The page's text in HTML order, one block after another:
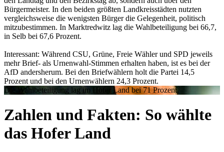
Bürgermeister. In den beiden größten Landkreisstädten nutzten
vergleichsweise die wenigsten Bürger die Gelegenheit, politisch
mitzubestimmen. In Marktredwitz lag die Wahlbeteiligung bei 66,7,
in Selb bei 67,6 Prozent.
Interessant: Während CSU, Grüne, Freie Wähler und SPD jeweils
mehr Brief- als Urnenwahl-Stimmen erhalten haben, ist es bei der
AfD andersherum. Bei den Briefwählern holt die Partei 14,5
Prozent und bei den Urnenwählern 24,3 Prozent.
Die Wahlbeteiligung lag im Hofer Land bei 71 Prozent.
Zahlen und Fakten: So wählte
das Hofer Land